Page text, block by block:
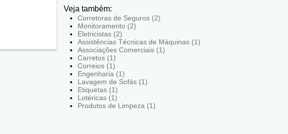
Veja também:
Corretoras de Seguros (2)
Monitoramento (2)
Eletricistas (2)
Assistências Técnicas de Máquinas (1)
Associações Comerciais (1)
Carretos (1)
Correios (1)
Engenharia (1)
Lavagem de Sofás (1)
Etiquetas (1)
Lotéricas (1)
Produtos de Limpeza (1)